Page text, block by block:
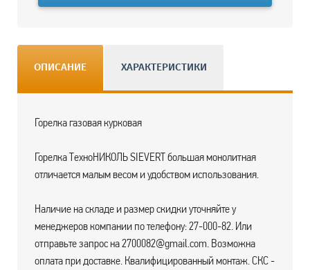
ОПИСАНИЕ ХАРАКТЕРИСТИКИ
Горелка газовая курковая
Горелка ТехноНИКОЛЬ SIEVERT большая монолитная
отличается малым весом и удобством использования.
Наличие на складе и размер скидки уточняйте у
менеджеров компании по телефону: 27-000-82. Или
отправьте запрос на 2700082@gmail.com. Возможна
оплата при доставке. Квалифицированный монтаж. СКС -